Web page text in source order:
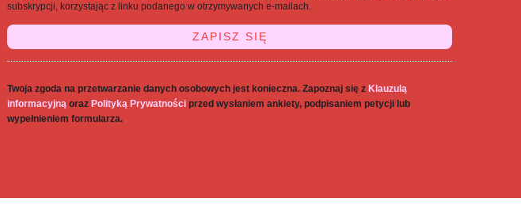
subskrypcji, korzystając z linku podanego w otrzymywanych e-mailach.
Twoja zgoda na przetwarzanie danych osobowych jest konieczna. Zapoznaj się z Klauzulą
informacyjną oraz Polityką Prywatności przed wysłaniem ankiety, podpisaniem petycji lub
wypełnieniem formularza.